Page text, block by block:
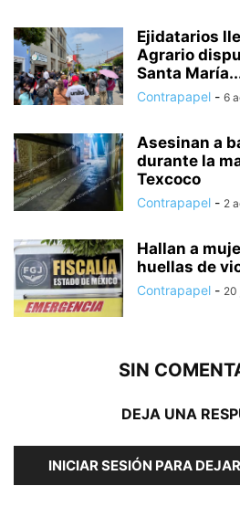
Ejidatarios
Agrario
Santa
Contrapapel - 6
Asesinan a
durante la
Texcoco
Contrapapel - 2
Hallan a
huellas de
Contrapapel - 20
SIN
DEJA UNA
INICIAR SESIÓN PARA